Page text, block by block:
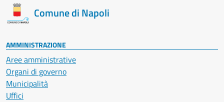
Comune di Napoli
AMMINISTRAZIONE
Aree amministrative
Organi di governo
Municipalità
Uffici